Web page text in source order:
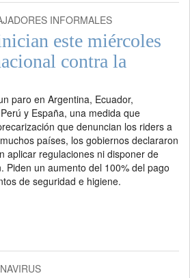
INFORMALES
este miércoles
contra la
paro en Argentina, Ecuador,
y España, una medida que
que denuncian los riders a
países, los gobiernos declararon
aplicar regulaciones ni disponer de
Piden un aumento del 100% del pago
de seguridad e higiene.